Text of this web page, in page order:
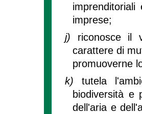
imprese;
j) riconosce il
carattere di
promuoverne
k) tutela
biodiversità e
dell'aria e